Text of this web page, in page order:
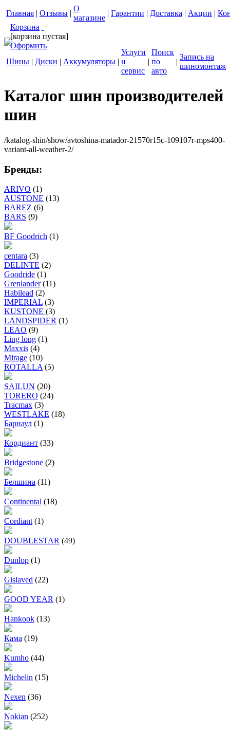
Главная | Отзывы |
О
магазине
| Гарантии | Доставка | Акции |
Корзина
[корзина пустая]
Оформить
Шины | Диски | Аккумуляторы |
Услуги
и
сервис
|
Поиск
по
авто
|
Запись на
шиномонтаж
Каталог шин производителей
шин
/katalog-shin/show/avtoshina-matador-21570r15c-109107r-mps400-
variant-all-weather-2/
Бренды:
ARIVO (1)
AUSTONE (13)
BAREZ (6)
BARS (9)
BF Goodrich (1)
centara (3)
DELINTE (2)
Goodride (1)
Grenlander (11)
Habilead (2)
IMPERIAL (3)
KUSTONE (3)
LANDSPIDER (1)
LEAO (9)
Ling long (1)
Maxxis (4)
Mirage (10)
ROTALLA (5)
SAILUN (20)
TORERO (24)
Tracmax (3)
WESTLAKE (18)
Барнаул (1)
Кордиант (33)
Bridgestone (2)
Белшина (11)
Continental (18)
Cordiant (1)
DOUBLESTAR (49)
Dunlop (1)
Gislaved (22)
GOOD YEAR (1)
Hankook (13)
Кама (19)
Kumho (44)
Michelin (15)
Nexen (36)
Nokian (252)